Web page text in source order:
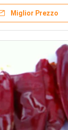
e industria dei
Miglior Prezzo